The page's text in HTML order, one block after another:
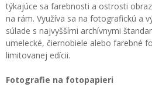
týkajúce sa farebnosti a ostrosti
na rám. Využíva sa na fotografickú a
súlade s najvyššími archívnymi
umelecké, čiernobiele alebo farebné
limitovanej edícii.
Fotografie na fotopapieri